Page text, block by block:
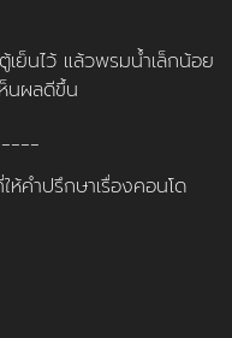
ย็นไว้ แล้วพรมน้ำเล็กน้อย
นผลดีขึ้น
ห้คำปรึกษาเรื่องคอนโด